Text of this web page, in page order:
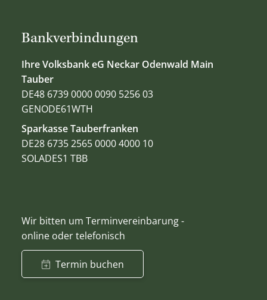
Bankverbindungen
Ihre Volksbank eG Neckar Odenwald Main
Tauber
DE48 6739 0000 0090 5256 03
GENODE61WTH
Sparkasse Tauberfranken
DE28 6735 2565 0000 4000 10
SOLADES1 TBB
Wir bitten um Terminvereinbarung -
online oder telefonisch
Termin buchen